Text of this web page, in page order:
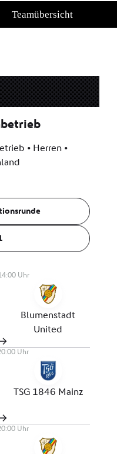
Teamübersicht